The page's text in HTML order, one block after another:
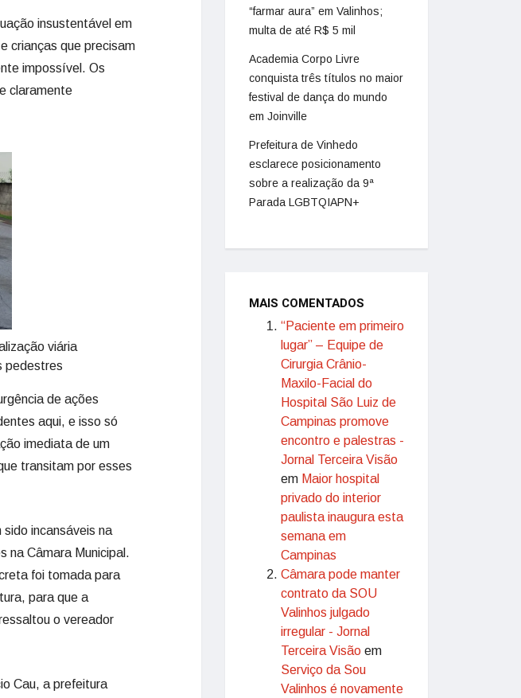
insustentável em
crianças que precisam
impossível. Os
claramente
viária
pedestres
de ações
aqui, e isso só
imediata de um
transitam por esses
incansáveis na
na Câmara Municipal.
foi tomada para
para que a
o vereador
Cau, a prefeitura
“farmar aura” em Valinhos;
multa de até R$ 5 mil
Academia Corpo Livre
conquista três títulos no maior
festival de dança do mundo
em Joinville
Prefeitura de Vinhedo
esclarece posicionamento
sobre a realização da 9ª
Parada LGBTQIAPN+
MAIS COMENTADOS
“Paciente em primeiro
lugar” – Equipe de
Cirurgia Crânio-
Maxilo-Facial do
Hospital São Luiz de
Campinas promove
encontro e palestras -
Jornal Terceira Visão
em Maior hospital
privado do interior
paulista inaugura esta
semana em
Campinas
Câmara pode manter
contrato da SOU
Valinhos julgado
irregular - Jornal
Terceira Visão em
Serviço da Sou
Valinhos é novamente